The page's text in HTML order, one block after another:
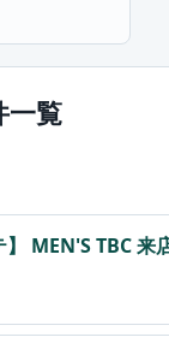
一覧
】 MEN'S TBC